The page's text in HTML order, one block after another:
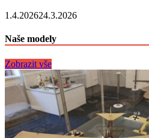
1.4.202624.3.2026
Naše modely
Zobrazit vše